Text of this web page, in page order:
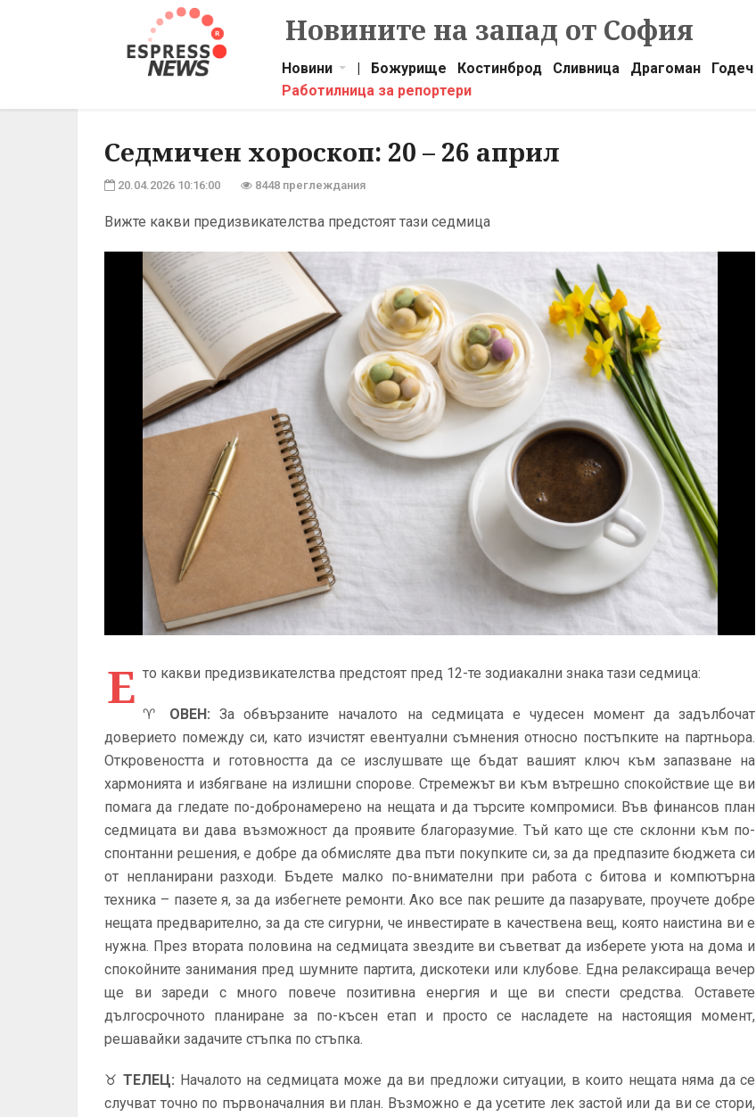
Новините на запад от София
Новини | Божурище Костинброд Сливница Драгоман Годеч
Работилница за репортери
Седмичен хороскоп: 20 – 26 април
20.04.2026 10:16:00 8448 преглеждания
Вижте какви предизвикателства предстоят тази седмица
Е то какви предизвикателства предстоят пред 12-те зодиакални знака тази седмица:
♈ ОВЕН: За обвързаните началото на седмицата е чудесен момент да задълбочат
доверието помежду си, като изчистят евентуални съмнения относно постъпките на партньора.
Откровеността и готовността да се изслушвате ще бъдат вашият ключ към запазване на
хармонията и избягване на излишни спорове. Стремежът ви към вътрешно спокойствие ще ви
помага да гледате по-добронамерено на нещата и да търсите компромиси. Във финансов план
седмицата ви дава възможност да проявите благоразумие. Тъй като ще сте склонни към по-
спонтанни решения, е добре да обмисляте два пъти покупките си, за да предпазите бюджета си
от непланирани разходи. Бъдете малко по-внимателни при работа с битова и компютърна
техника – пазете я, за да избегнете ремонти. Ако все пак решите да пазарувате, проучете добре
нещата предварително, за да сте сигурни, че инвестирате в качествена вещ, която наистина ви е
нужна. През втората половина на седмицата звездите ви съветват да изберете уюта на дома и
спокойните занимания пред шумните партита, дискотеки или клубове. Една релаксираща вечер
ще ви зареди с много повече позитивна енергия и ще ви спести средства. Оставете
дългосрочното планиране за по-късен етап и просто се насладете на настоящия момент,
решавайки задачите стъпка по стъпка.
♉ ТЕЛЕЦ: Началото на седмицата може да ви предложи ситуации, в които нещата няма да се
случват точно по първоначалния ви план. Възможно е да усетите лек застой или да ви се стори,